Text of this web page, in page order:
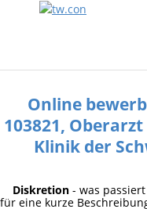
Online
103821,
Klinik der
Diskretion - was
für eine kurze